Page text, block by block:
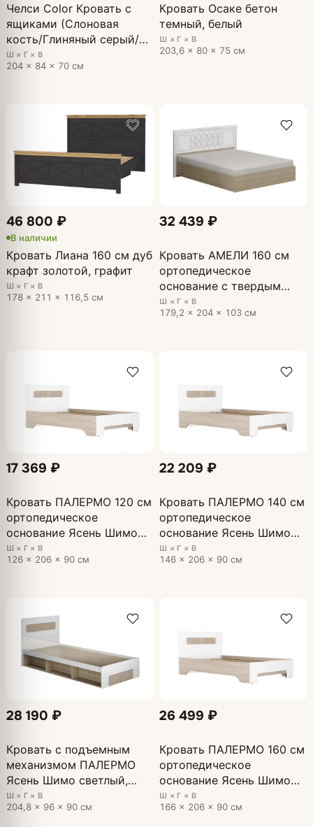
Челси Color Кровать с
ящиками (Слоновая
кость/Глиняный серый/
Дуб крафт)
Ш × Г × В
204 × 84 × 70 см
Кровать Осаке бетон
темный, белый
Ш × Г × В
203,6 × 80 × 75 см
46 800 ₽
В наличии
Кровать Лиана 160 см дуб
крафт золотой, графит
Ш × Г × В
178 × 211 × 116,5 см
32 439 ₽
Кровать АМЕЛИ 160 см
ортопедическое
основание с твердым
щитком Дуб Сонома
светлый, МДФ - глянцевая
Ш × Г × В
179,2 × 204 × 103 см
17 369 ₽
Кровать ПАЛЕРМО 120 см
ортопедическое
основание Ясень Шимо
светлый, глянцевая Белый
Ш × Г × В
126 × 206 × 90 см
22 209 ₽
Кровать ПАЛЕРМО 140 см
ортопедическое
основание Ясень Шимо
светлый, глянцевая Белый
Ш × Г × В
146 × 206 × 90 см
28 190 ₽
Кровать с подъемным
механизмом ПАЛЕРМО
Ясень Шимо светлый,
глянцевая Белый
Ш × Г × В
204,8 × 96 × 90 см
26 499 ₽
Кровать ПАЛЕРМО 160 см
ортопедическое
основание Ясень Шимо
светлый, глянцевая Белый
Ш × Г × В
166 × 206 × 90 см